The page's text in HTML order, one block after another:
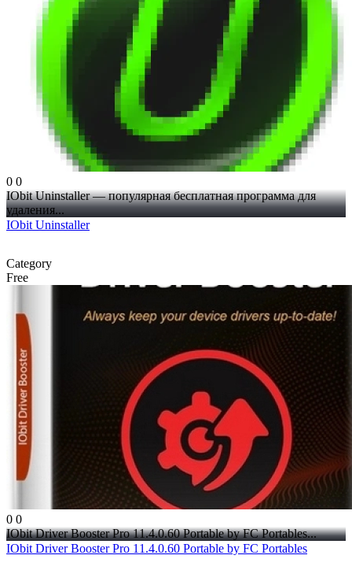
0 0
IObit Uninstaller — популярная бесплатная программа для
удаления...
IObit Uninstaller
Category
Free
0 0
IObit Driver Booster Pro 11.4.0.60 Portable by FC Portables...
IObit Driver Booster Pro 11.4.0.60 Portable by FC Portables